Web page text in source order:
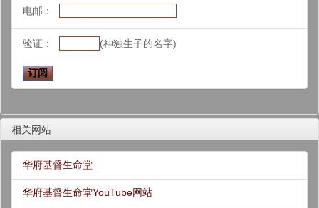
电邮：
验证： (神独生子的名字)
相关网站
华府基督生命堂
华府基督生命堂YouTube网站